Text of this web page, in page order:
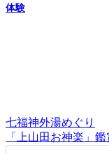
体験
七福神外湯めぐり
「上山田お神楽」